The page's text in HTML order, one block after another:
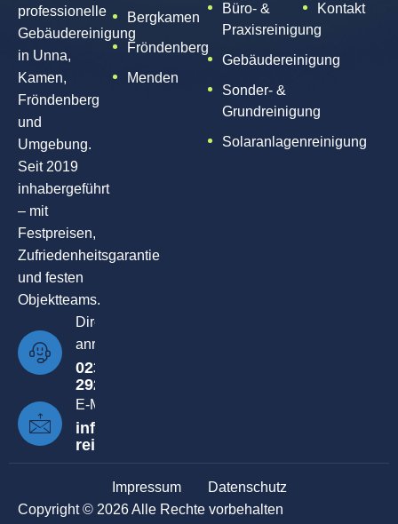
professionelle
Gebäudereinigung
in Unna,
Kamen,
Fröndenberg
und
Umgebung.
Seit 2019
inhabergeführt
– mit
Festpreisen,
Zufriedenheitsgarantie
und festen
Objektteams.
Direkt
anrufen
02303-
2921006
E-Mail
info@walter-
reinigung.de
Bergkamen
Fröndenberg
Menden
Büro- &
Praxisreinigung
Gebäudereinigung
Sonder- &
Grundreinigung
Solaranlagenreinigung
Kontakt
Copyright © 2026 Alle Rechte vorbehalten
Impressum Datenschutz